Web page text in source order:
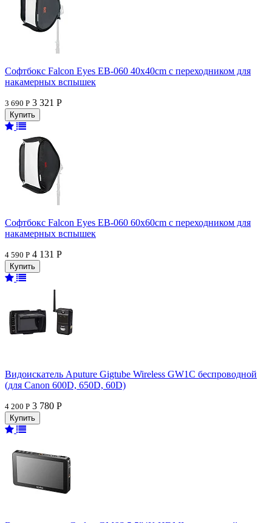
Софтбокс Falcon Eyes EB-060 40x40cm с переходником для
накамерных вспышек
3 690 Р 3 321 Р
Софтбокс Falcon Eyes EB-060 60x60cm с переходником для
накамерных вспышек
4 590 Р 4 131 Р
Видоискатель Aputure Gigtube Wireless GW1C беспроводной
(для Canon 600D, 650D, 60D)
4 200 Р 3 780 Р